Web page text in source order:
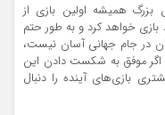
بزرگ همیشه اولین بازی از
بازی خواهد کرد و به طور حتم
در جام جهانی آسان نیست،
اگر موفق به شکست دادن این
بازی‌های آینده را دنبال